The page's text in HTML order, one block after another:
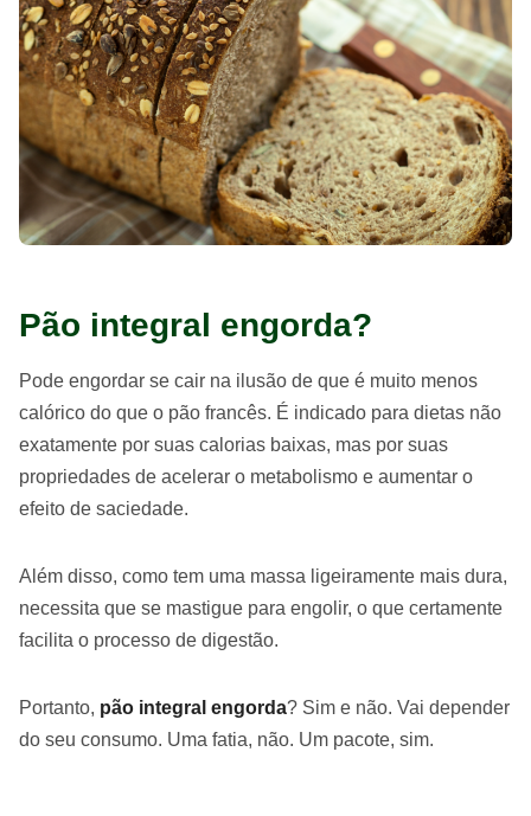
Pão integral engorda?
Pode engordar se cair na ilusão de que é muito menos
calórico do que o pão francês. É indicado para dietas não
exatamente por suas calorias baixas, mas por suas
propriedades de acelerar o metabolismo e aumentar o
efeito de saciedade.
Além disso, como tem uma massa ligeiramente mais dura,
necessita que se mastigue para engolir, o que certamente
facilita o processo de digestão.
Portanto, pão integral engorda? Sim e não. Vai depender
do seu consumo. Uma fatia, não. Um pacote, sim.